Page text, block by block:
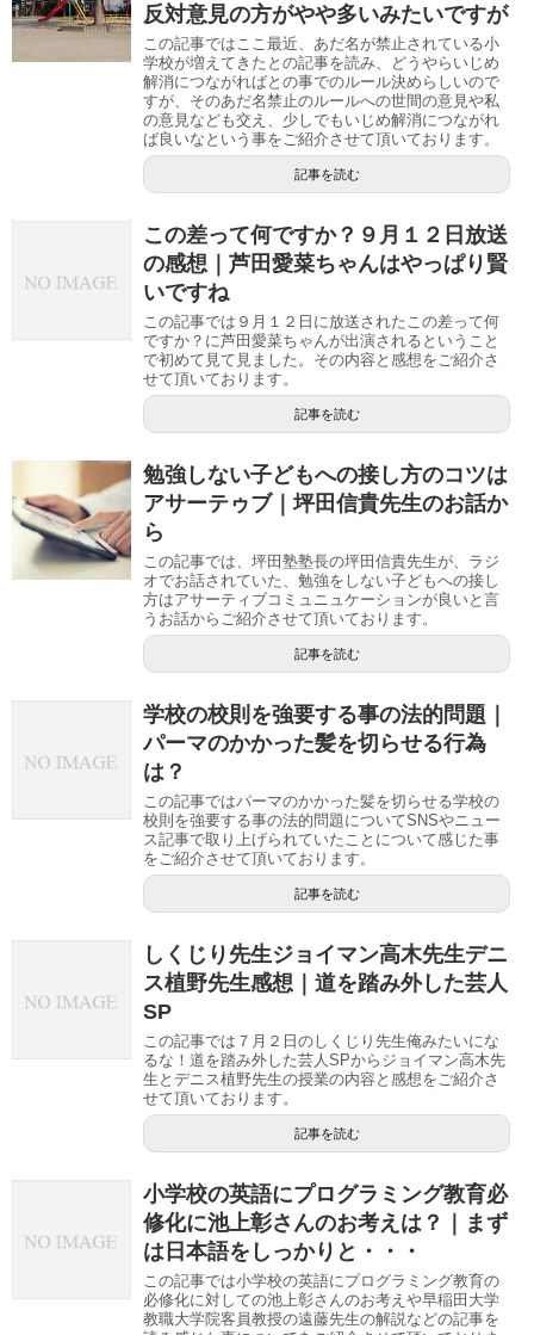
反対意見の方がやや多いみたいですが
この記事ではここ最近、あだ名が禁止されている小
学校が増えてきたとの記事を読み、どうやらいじめ
解消につながればとの事でのルール決めらしいので
すが、そのあだ名禁止のルールへの世間の意見や私
の意見なども交え、少しでもいじめ解消につながれ
ば良いなという事をご紹介させて頂いております。
記事を読む
この差って何ですか？９月１２日放送
の感想｜芦田愛菜ちゃんはやっぱり賢
いですね
この記事では９月１２日に放送されたこの差って何
ですか？に芦田愛菜ちゃんが出演されるということ
で初めて見て見ました。その内容と感想をご紹介さ
せて頂いております。
記事を読む
勉強しない子どもへの接し方のコツは
アサーテゥブ｜坪田信貴先生のお話か
ら
この記事では、坪田塾塾長の坪田信貴先生が、ラジ
オでお話されていた、勉強をしない子どもへの接し
方はアサーティブコミュニュケーションが良いと言
うお話からご紹介させて頂いております。
記事を読む
学校の校則を強要する事の法的問題｜
パーマのかかった髪を切らせる行為
は？
この記事ではパーマのかかった髪を切らせる学校の
校則を強要する事の法的問題についてSNSやニュー
ス記事で取り上げられていたことについて感じた事
をご紹介させて頂いております。
記事を読む
しくじり先生ジョイマン高木先生デニ
ス植野先生感想｜道を踏み外した芸人
SP
この記事では７月２日のしくじり先生俺みたいにな
るな！道を踏み外した芸人SPからジョイマン高木先
生とデニス植野先生の授業の内容と感想をご紹介さ
せて頂いております。
記事を読む
小学校の英語にプログラミング教育必
修化に池上彰さんのお考えは？｜まず
は日本語をしっかりと・・・
この記事では小学校の英語にプログラミング教育の
必修化に対しての池上彰さんのお考えや早稲田大学
教職大学院客員教授の遠藤先生の解説などの記事を